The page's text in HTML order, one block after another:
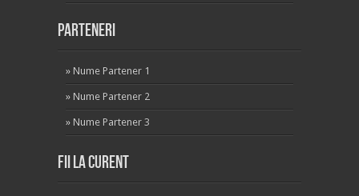
Parteneri
» Nume Partener 1
» Nume Partener 2
» Nume Partener 3
Fii la curent